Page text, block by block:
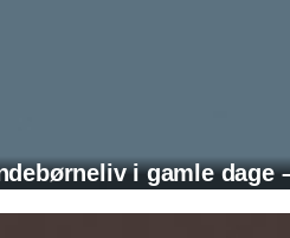
i gamle dage